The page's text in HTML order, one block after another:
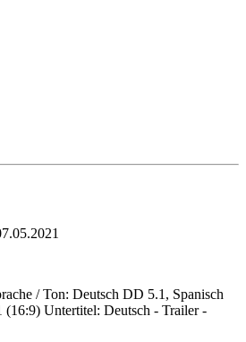
/ Ton: Deutsch DD 5.1, Spanisch
Untertitel: Deutsch - Trailer -